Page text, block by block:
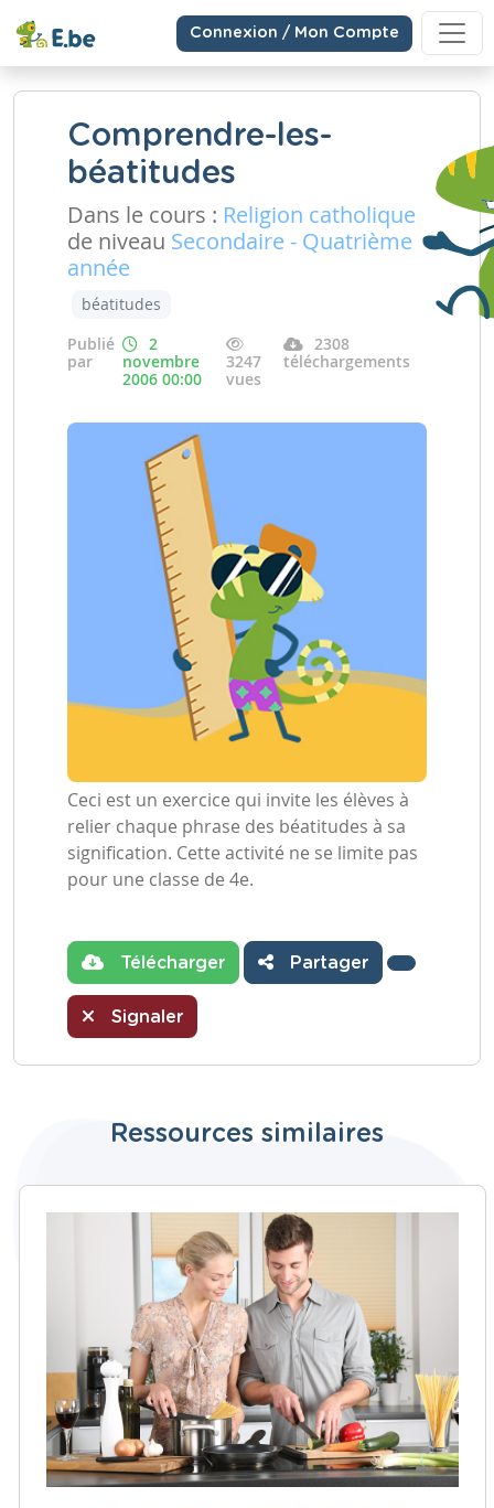
Connexion / Mon Compte
Comprendre-les-
béatitudes
Dans le cours : Religion catholique
de niveau Secondaire - Quatrième
année
béatitudes
Publié
par
2
novembre
2006 00:00
3247
vues
2308
téléchargements
Ceci est un exercice qui invite les élèves à
relier chaque phrase des béatitudes à sa
signification. Cette activité ne se limite pas
pour une classe de 4e.
Télécharger Partager
Signaler
Ressources similaires